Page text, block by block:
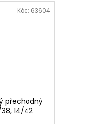
přechodný
14/42
Kód: 63604